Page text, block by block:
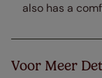
also has a
Voor Meer